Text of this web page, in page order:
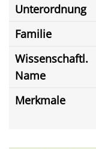
Unterordnung
Familie
Wissenschaftl.
Name
Merkmale